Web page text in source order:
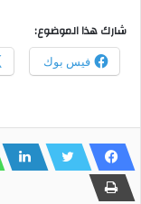
شارك هذا الموضوع:
فيس بوك